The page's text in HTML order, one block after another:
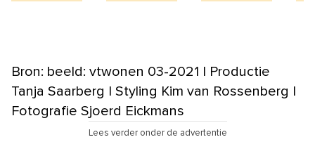
Bron: beeld: vtwonen 03-2021 | Productie
Tanja Saarberg | Styling Kim van Rossenberg |
Fotografie Sjoerd Eickmans
Lees verder onder de advertentie